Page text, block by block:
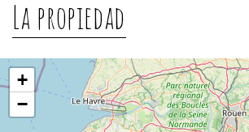
La propiedad
+
−